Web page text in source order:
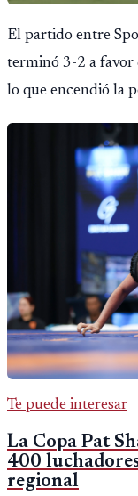
El partido entre
terminó 3-2 a favor
lo que encendió la
Te puede interesar
La Copa Pat
400
regional